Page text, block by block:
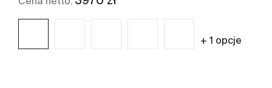
+ 1 opcje